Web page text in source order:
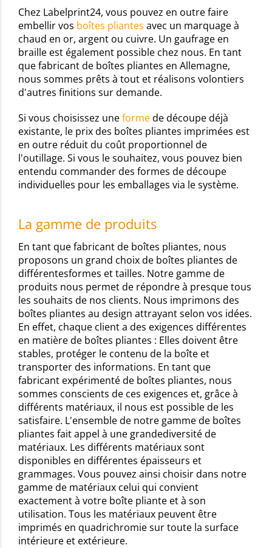
Chez Labelprint24, vous pouvez en outre faire
embellir vos boîtes pliantes avec un marquage à
chaud en or, argent ou cuivre. Un gaufrage en
braille est également possible chez nous. En tant
que fabricant de boîtes pliantes en Allemagne,
nous sommes prêts à tout et réalisons volontiers
d'autres finitions sur demande.
Si vous choisissez uneformede découpe déjà
existante, le prix des boîtes pliantes imprimées est
en outre réduit du coût proportionnel de
l'outillage. Si vous le souhaitez, vous pouvez bien
entendu commander des formes de découpe
individuelles pour les emballages via le système.
La gamme de produits
En tant que fabricant de boîtes pliantes, nous
proposons un grand choix de boîtes pliantes de
différentesformes et tailles. Notre gamme de
produits nous permet de répondre à presque tous
les souhaits de nos clients. Nous imprimons des
boîtes pliantes au design attrayant selon vos idées.
En effet, chaque client a des exigences différentes
en matière de boîtes pliantes : Elles doivent être
stables, protéger le contenu de la boîte et
transporter des informations. En tant que
fabricant expérimenté de boîtes pliantes, nous
sommes conscients de ces exigences et, grâce à
différents matériaux, il nous est possible de les
satisfaire. L'ensemble de notre gamme de boîtes
pliantes fait appel à une grandediversité de
matériaux. Les différents matériaux sont
disponibles en différentes épaisseurs et
grammages. Vous pouvez ainsi choisir dans notre
gamme de matériaux celui qui convient
exactement à votre boîte pliante et à son
utilisation. Tous les matériaux peuvent être
imprimés en quadrichromie sur toute la surface
intérieure et extérieure.